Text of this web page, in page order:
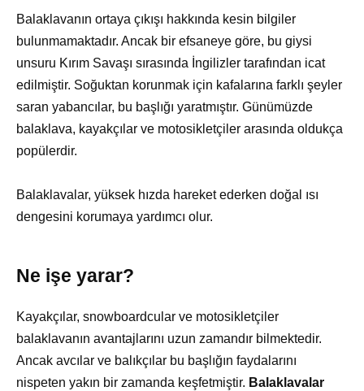
Balaklavanın ortaya çıkışı hakkında kesin bilgiler
bulunmamaktadır. Ancak bir efsaneye göre, bu giysi
unsuru Kırım Savaşı sırasında İngilizler tarafından icat
edilmiştir. Soğuktan korunmak için kafalarına farklı şeyler
saran yabancılar, bu başlığı yaratmıştır. Günümüzde
balaklava, kayakçılar ve motosikletçiler arasında oldukça
popülerdir.
Balaklavalar, yüksek hızda hareket ederken doğal ısı
dengesini korumaya yardımcı olur.
Ne işe yarar?
Kayakçılar, snowboardcular ve motosikletçiler
balaklavanın avantajlarını uzun zamandır bilmektedir.
Ancak avcılar ve balıkçılar bu başlığın faydalarını
nispeten yakın bir zamanda keşfetmiştir. Balaklavalar